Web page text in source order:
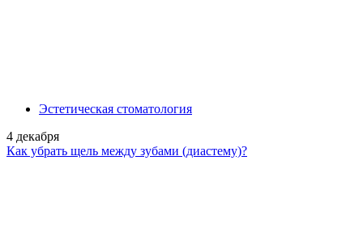
Эстетическая стоматология
4 декабря
Как убрать щель между зубами (диастему)?